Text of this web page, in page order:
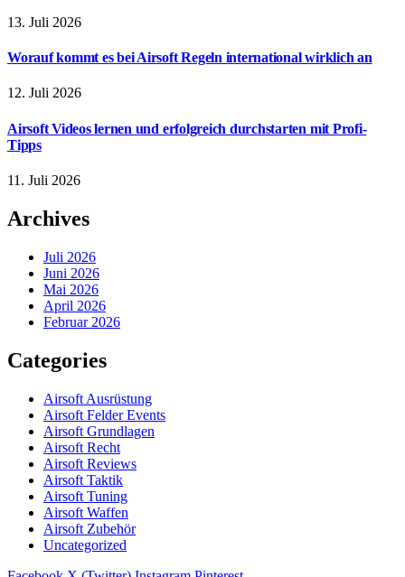
13. Juli 2026
Worauf kommt es bei Airsoft Regeln international wirklich an
12. Juli 2026
Airsoft Videos lernen und erfolgreich durchstarten mit Profi-
Tipps
11. Juli 2026
Archives
Juli 2026
Juni 2026
Mai 2026
April 2026
Februar 2026
Categories
Airsoft Ausrüstung
Airsoft Felder Events
Airsoft Grundlagen
Airsoft Recht
Airsoft Reviews
Airsoft Taktik
Airsoft Tuning
Airsoft Waffen
Airsoft Zubehör
Uncategorized